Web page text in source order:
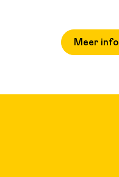
Meer info